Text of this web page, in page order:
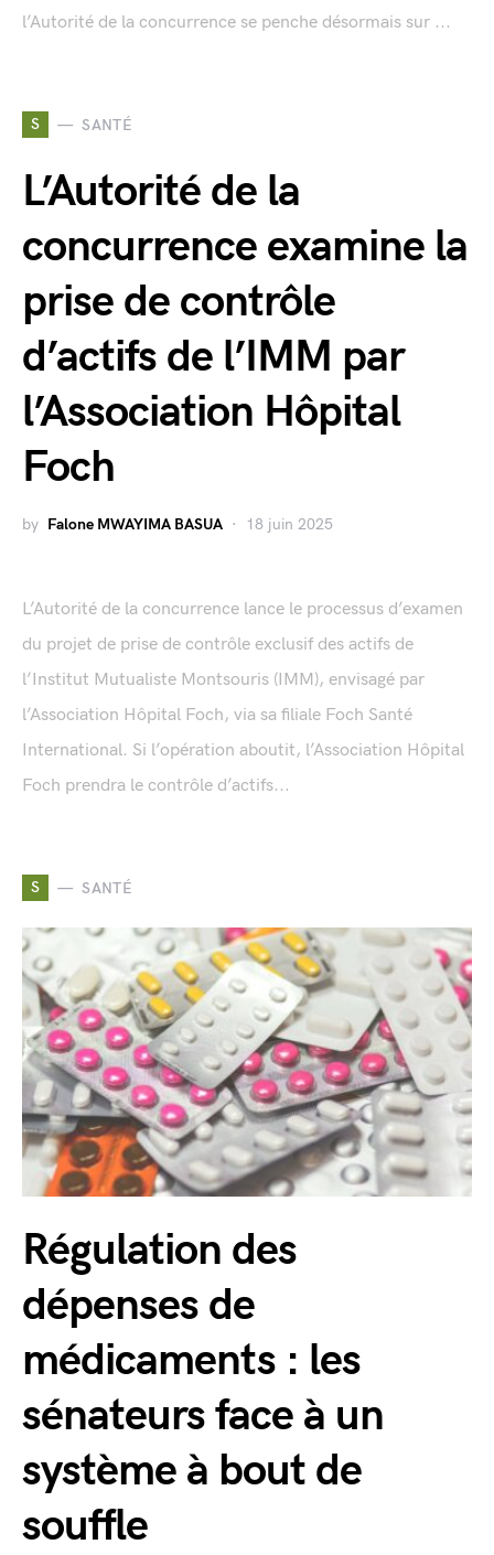
l’Autorité de la concurrence se penche désormais sur ...
S SANTÉ
L’Autorité de la
concurrence examine la
prise de contrôle
d’actifs de l’IMM par
l’Association Hôpital
Foch
by Falone MWAYIMA BASUA 18 juin 2025
L’Autorité de la concurrence lance le processus d’examen
du projet de prise de contrôle exclusif des actifs de
l’Institut Mutualiste Montsouris (IMM), envisagé par
l’Association Hôpital Foch, via sa filiale Foch Santé
International. Si l’opération aboutit, l’Association Hôpital
Foch prendra le contrôle d’actifs...
S SANTÉ
Régulation des
dépenses de
médicaments : les
sénateurs face à un
système à bout de
souffle